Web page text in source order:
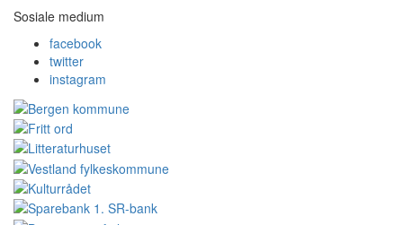
Sosiale medium
facebook
twitter
instagram